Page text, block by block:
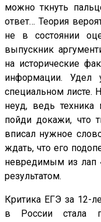
можно ткнуть
ответ… Теория
не в состоянии
выпускник
на исторические
информации. Удел
специальном листе.
неуд, ведь
пойди докажи, что
вписал нужное
ждать, что его
невредимым из лап
результатом.
Критика ЕГЭ за 12-
в России стала